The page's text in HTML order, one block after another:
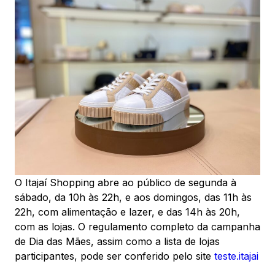
O Itajaí Shopping abre ao público de segunda à
sábado, da 10h às 22h, e aos domingos, das 11h às
22h, com alimentação e lazer, e das 14h às 20h,
com as lojas. O regulamento completo da campanha
de Dia das Mães, assim como a lista de lojas
participantes, pode ser conferido pelo site teste.itajai